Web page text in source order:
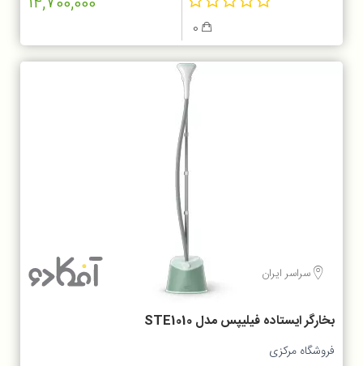
0
سراسر ایران
بخارگر ایستاده فیلیپس مدل STE1010
فروشگاه مرکزی